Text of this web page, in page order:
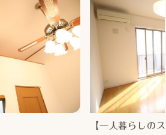
【一人暮らしの